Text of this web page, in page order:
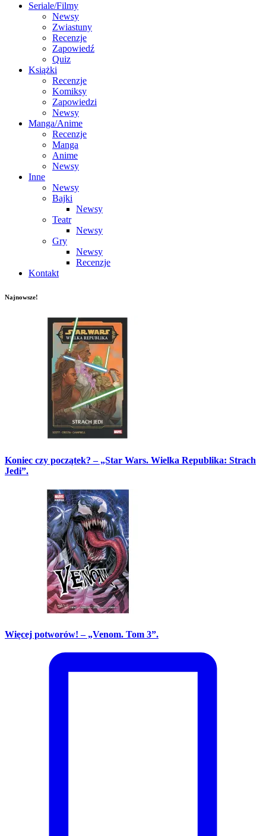
Seriale/Filmy
Newsy
Zwiastuny
Recenzje
Zapowiedź
Quiz
Książki
Recenzje
Komiksy
Zapowiedzi
Newsy
Manga/Anime
Recenzje
Manga
Anime
Newsy
Inne
Newsy
Bajki
Newsy
Teatr
Newsy
Gry
Newsy
Recenzje
Kontakt
Najnowsze!
Koniec czy początek? – „Star Wars. Wielka Republika: Strach
Jedi”.
Więcej potworów! – „Venom. Tom 3”.